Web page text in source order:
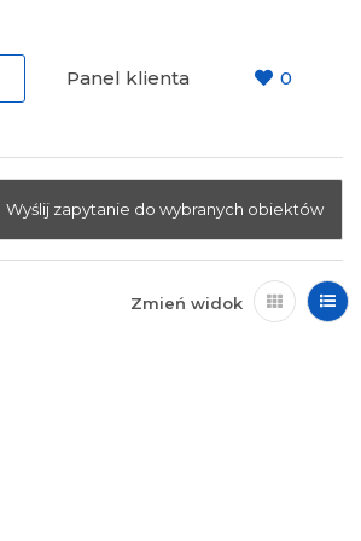
Panel klienta 0
Wyślij zapytanie do wybranych obiektów
Zmień widok